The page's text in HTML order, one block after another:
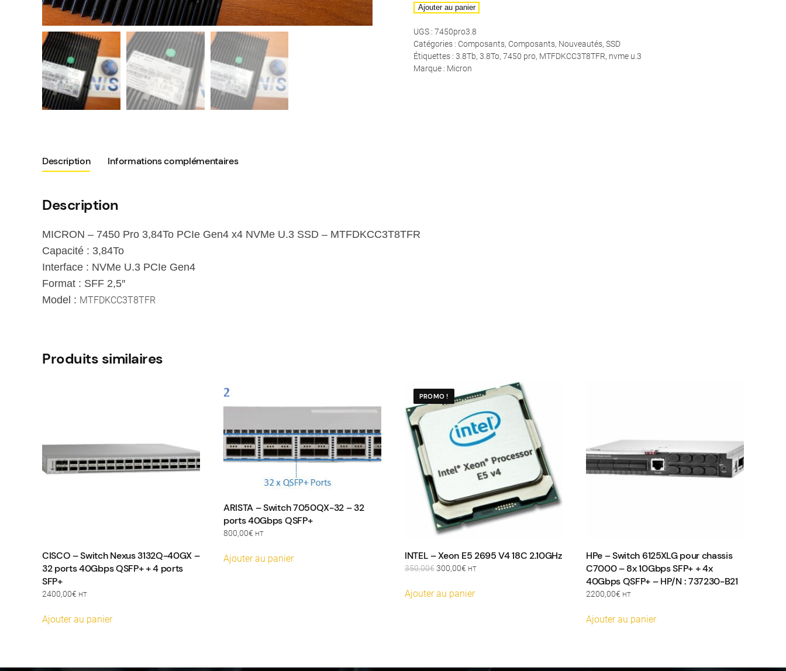
quantité
MICRON
-
7450
Ajouter au panier
UGS : 7450pro3.8
Catégories : Composants, Composants, Nouveautés, SSD
Étiquettes : 3.8Tb, 3.8To, 7450 pro, MTFDKCC3T8TFR, nvme u.3
Marque : Micron
Description Informations complémentaires
Description
MICRON – 7450 Pro 3,84To PCIe Gen4 x4 NVMe U.3 SSD – MTFDKCC3T8TFR
Capacité : 3,84To
Interface : NVMe U.3 PCIe Gen4
Format : SFF 2,5″
Model : MTFDKCC3T8TFR
Produits similaires
CISCO – Switch Nexus 3132Q-40GX –
32 ports 40Gbps QSFP+ + 4 ports
SFP+
2400,00€ HT
Ajouter au panier
ARISTA – Switch 7050QX-32 – 32
ports 40Gbps QSFP+
800,00€ HT
Ajouter au panier
PROMO !
INTEL – Xeon E5 2695 V4 18C 2.10GHz
350,00€Le
initial
300,00€ Le
actuel
HT
Ajouter au panier
HPe – Switch 6125XLG pour chassis
C7000 – 8x 10Gbps SFP+ + 4x
40Gbps QSFP+ – HP/N : 737230-B21
2200,00€ HT
Ajouter au panier